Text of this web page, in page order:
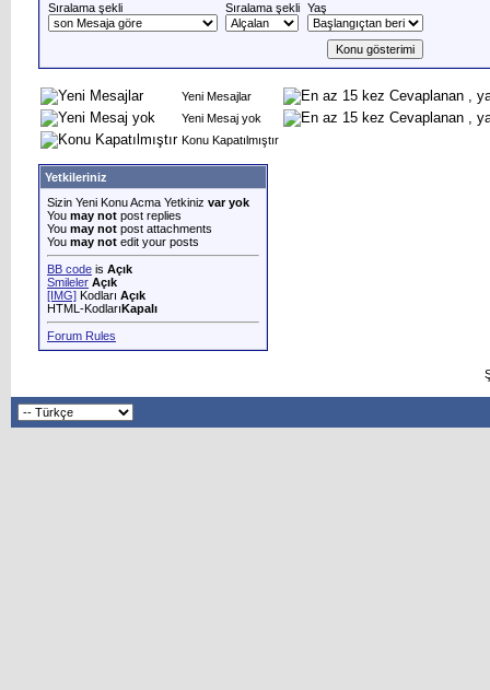
Sıralama şekli
Sıralama şekli Yaş
Yeni Mesajlar
Yeni Mesaj yok
Konu Kapatılmıştır
Yetkileriniz
Sizin Yeni Konu Acma Yetkiniz var yok
You may not post replies
You may not post attachments
You may not edit your posts
BB code is Açık
Smileler Açık
[IMG] Kodları Açık
HTML-KodlarıKapalı
Forum Rules